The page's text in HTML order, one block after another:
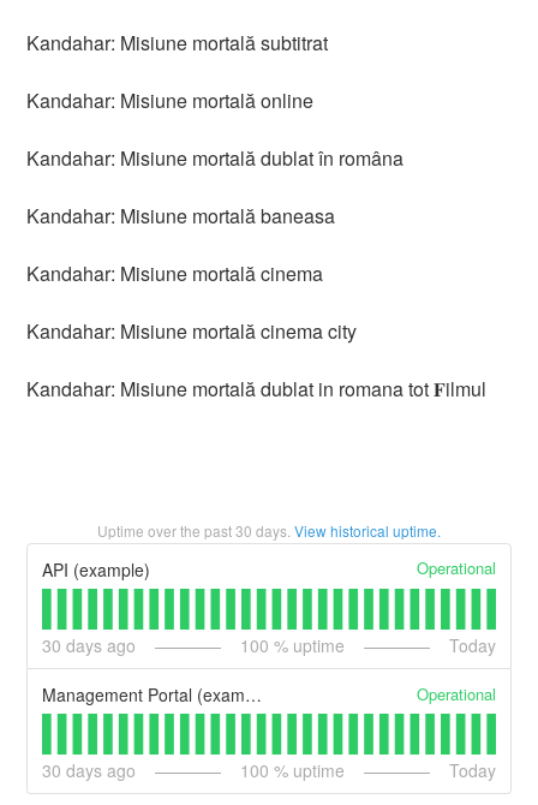
Kandahar: Misiune mortală subtitrat
Kandahar: Misiune mortală online
Kandahar: Misiune mortală dublat în româna
Kandahar: Misiune mortală baneasa
Kandahar: Misiune mortală cinema
Kandahar: Misiune mortală cinema city
Kandahar: Misiune mortală dublat in romana tot 𝐅ilmul
Uptime over the past30 days. View historical uptime.
API (example) Operational
30 days ago 100 % uptime Today
Management Portal (example) Operational
30 days ago 100 % uptime Today